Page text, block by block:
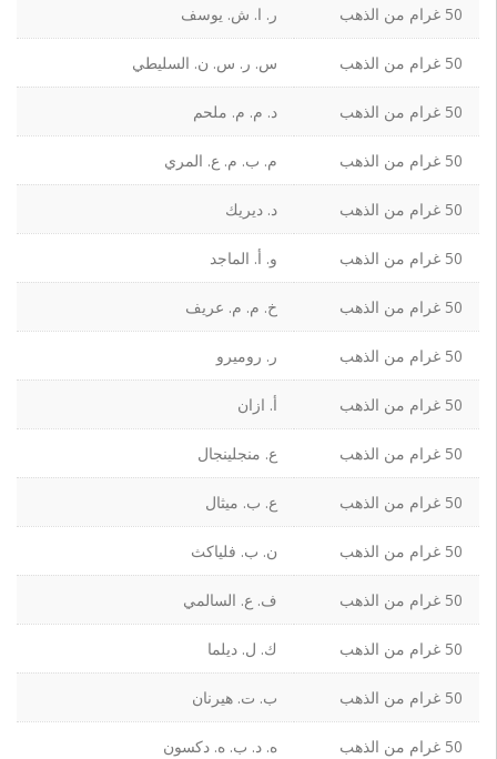
50 غرام من الذهب ر. ا. ش. يوسف
50 غرام من الذهب س. ر. س. ن. السليطي
50 غرام من الذهب د. م. م. ملحم
50 غرام من الذهب م. ب. م. ع. المري
50 غرام من الذهب د. ديريك
50 غرام من الذهب و. أ. الماجد
50 غرام من الذهب خ. م. م. عريف
50 غرام من الذهب ر. روميرو
50 غرام من الذهب أ. ازان
50 غرام من الذهب ع. منجلينجال
50 غرام من الذهب ع. ب. ميثال
50 غرام من الذهب ن. ب. فلياكث
50 غرام من الذهب ف. ع. السالمي
50 غرام من الذهب ك. ل. ديلما
50 غرام من الذهب ب. ت. هيرنان
50 غرام من الذهب ه. د. ب. ه. دكسون